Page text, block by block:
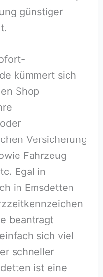
günstiger
kümmert sich
Shop
Versicherung
Fahrzeug
Egal in
in Emsdetten
beantragt
sich viel
schneller
ist eine